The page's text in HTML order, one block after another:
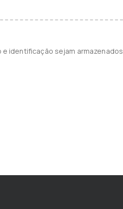
identificação sejam